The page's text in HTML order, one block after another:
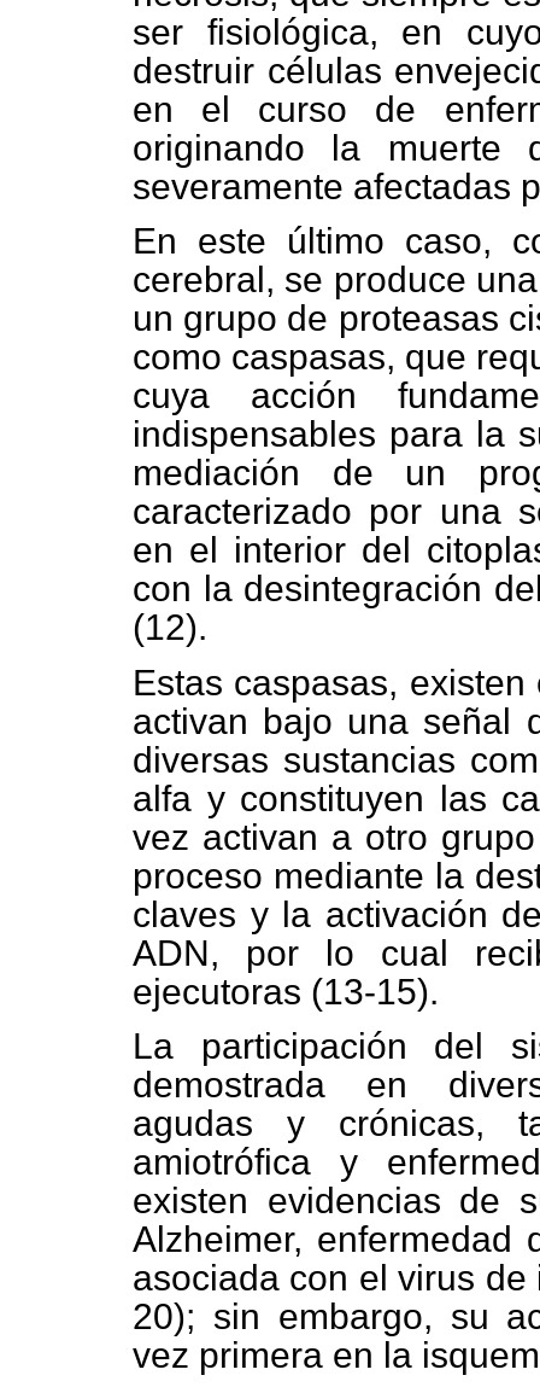
ser fisiológica, en
destruir células
en el curso de
originando la
severamente afectadas
En este último caso,
cerebral, se produce
un grupo de proteasas
como caspasas, que
cuya acción
indispensables para la
mediación de un
caracterizado por una
en el interior del
con la desintegración
(12).
Estas caspasas,
activan bajo una señal
diversas sustancias
alfa y constituyen las
vez activan a otro
proceso mediante la
claves y la activación
ADN, por lo cual
ejecutoras (13-15).
La participación del
demostrada en
agudas y crónicas,
amiotrófica y
existen evidencias de
Alzheimer, enfermedad
asociada con el virus
20); sin embargo, su
vez primera en la